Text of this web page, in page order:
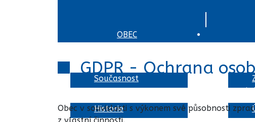
OBEC
Současnost
Historie
GDPR - Ochrana
Obec v souvislosti s výkonem své působnosti